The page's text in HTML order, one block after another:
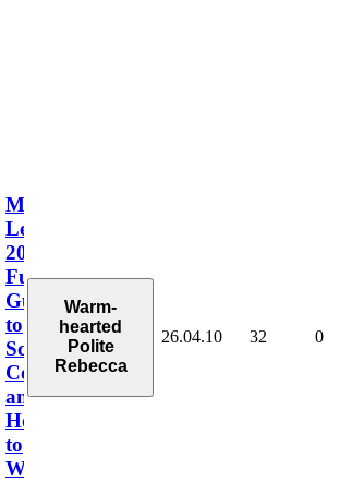
Masters
Leaderboard
2026:
Full
Guide
to
Scores,
Coverage,
and
How
to
Watch
Warm-
hearted
Polite
Rebecca
26.04.10 32 0